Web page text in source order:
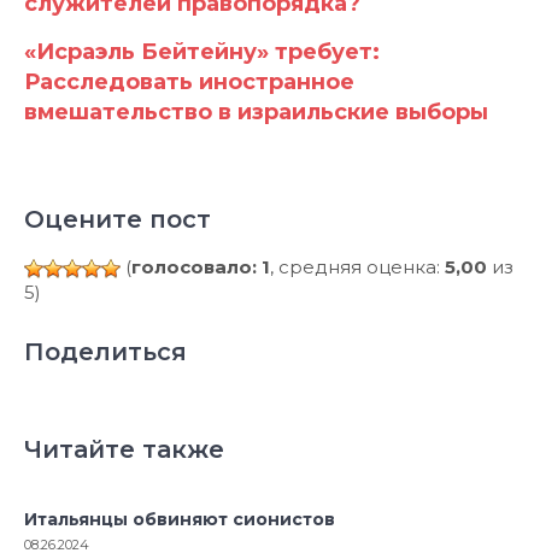
«Исраэль Бейтейну» требует:
Расследовать иностранное
вмешательство в израильские выборы
Оцените пост
(голосовало: 1, средняя оценка: 5,00 из
5)
Поделиться
Читайте также
Итальянцы обвиняют сионистов
08.26.2024